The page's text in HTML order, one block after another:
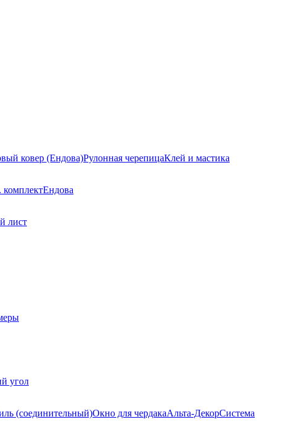
ковер (Ендова)Рулонная черепицаКлей и мастика
комплектЕндова
лист
угол
(соединительный)Окно для чердакаАльта-ДекорСистема